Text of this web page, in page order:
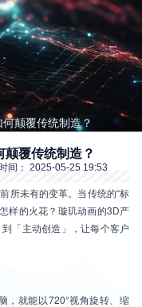
颠覆传统制造？
覆传统制造？
间： 2025-05-25 19:53
所未有的变革。当传统的“标
样的火花？璇玑动画的3D产
「主动创造」，让每个客户
，就能以720°视角旋转、缩